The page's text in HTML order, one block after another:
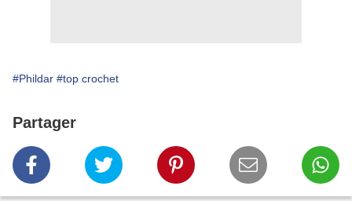
#Phildar #top crochet
Partager